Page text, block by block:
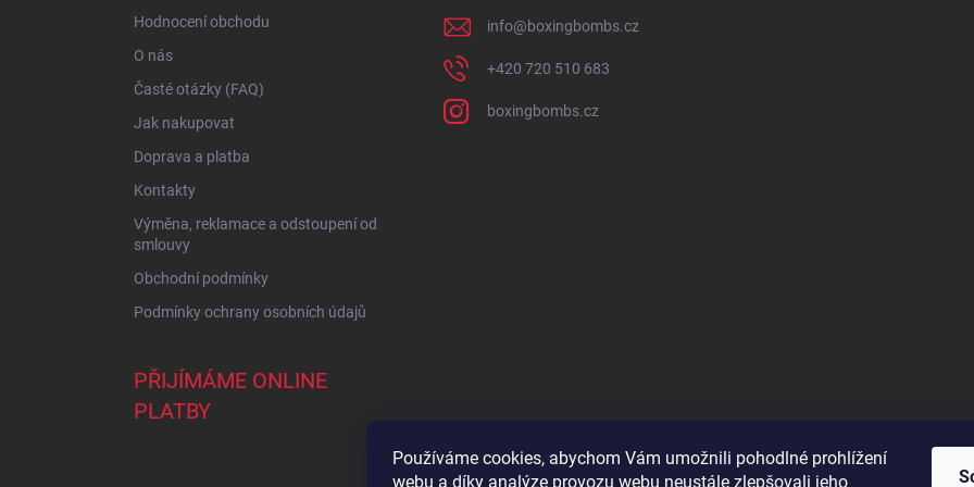
Používáme cookies, abychom Vám umožnili pohodlné prohlížení
webu a díky analýze provozu webu neustále zlepšovali jeho
Hodnocení obchodu
O nás
Časté otázky (FAQ)
Jak nakupovat
Doprava a platba
Kontakty
Výměna, reklamace a odstoupení od
smlouvy
Obchodní podmínky
Podmínky ochrany osobních údajů
info@boxingbombs.cz
+420 720 510 683
boxingbombs.cz
PŘIJÍMÁME ONLINE
PLATBY